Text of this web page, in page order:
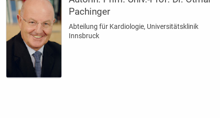
Pachinger
Abteilung für Kardiologie, Universitätsklinik
Innsbruck